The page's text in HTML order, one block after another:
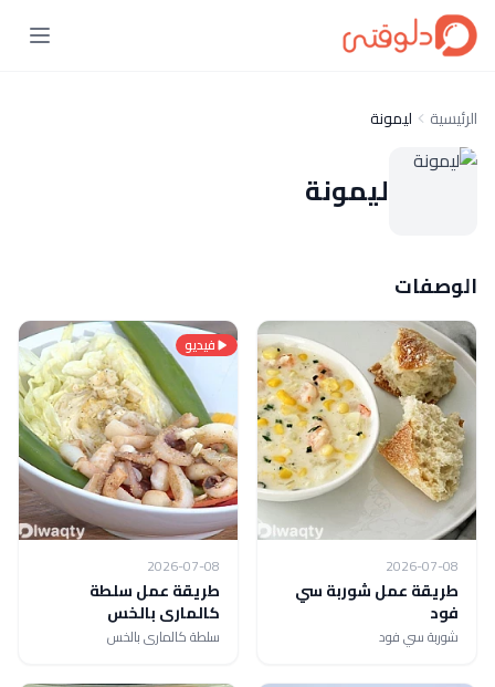
الرئيسية ليمونة
ليمونة
الوصفات
2026-07-08
طريقة عمل شوربة سي
فود
شوربة سي فود
فيديو
2026-07-08
طريقة عمل سلطة
كالمارى بالخس
سلطة كالمارى بالخس